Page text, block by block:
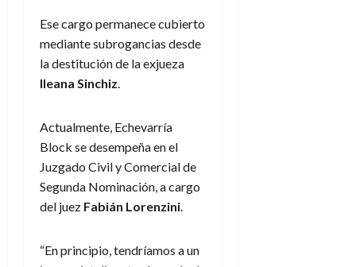
Ese cargo permanece cubierto
mediante subrogancias desde
la destitución de la exjueza
Ileana Sinchiz
Actualmente, Echevarría
Block se desempeña en el
Juzgado Civil y Comercial de
Segunda Nominación, a cargo
del juez Fabián Lorenzini
“En principio, tendríamos a un